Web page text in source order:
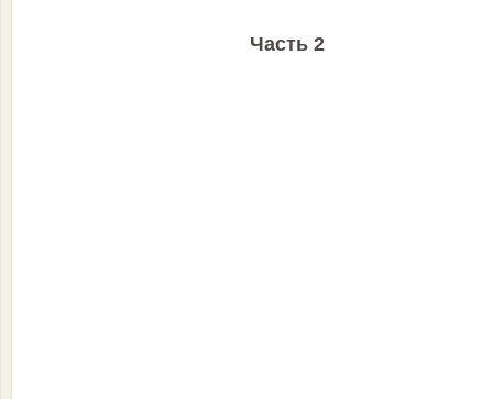
Часть 2